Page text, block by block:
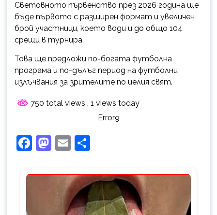
Световното първенство през 2026 година ще
бъде първото с разширен формат и увеличен
брой участници, което води и до общо 104
срещи в турнира.
Това ще предложи по-богата футболна
програма и по-дълъг период на футболни
излъчвания за зрителите по целия свят.
750 total views , 1 views today
Error9
Facebook
Mastodon
Email